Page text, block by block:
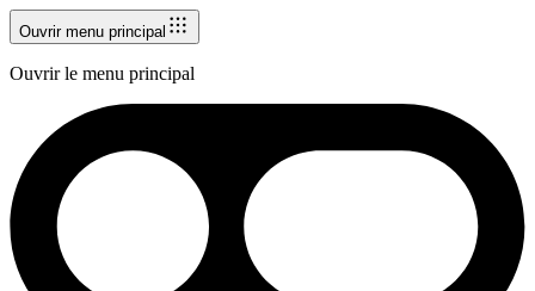
Ouvrir menu principal
Ouvrir le menu principal